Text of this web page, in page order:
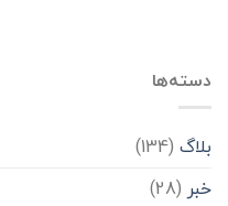
دسته‌ها
بلاگ (134)
خبر (28)